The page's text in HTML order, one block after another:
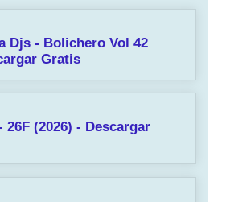
Djs - Bolichero Vol 42
Gratis
26F (2026) - Descargar